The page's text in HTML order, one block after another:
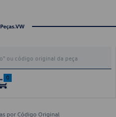
0
por Código Original